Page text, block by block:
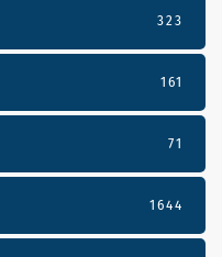
323
161
71
1644